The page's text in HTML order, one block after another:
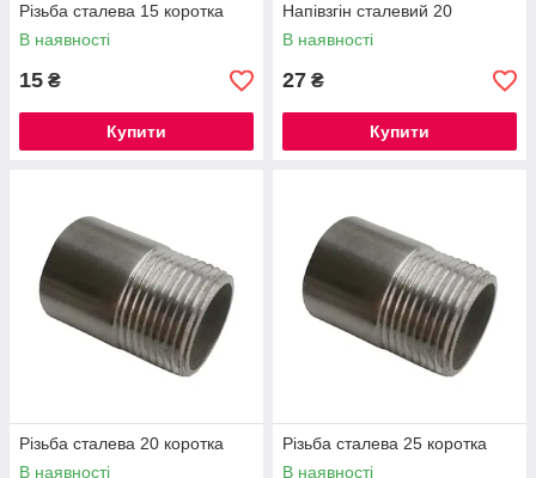
Різьба сталева 15 коротка
В наявності
15 ₴
Купити
Напівзгін сталевий 20
В наявності
27 ₴
Купити
Різьба сталева 20 коротка
В наявності
Різьба сталева 25 коротка
В наявності